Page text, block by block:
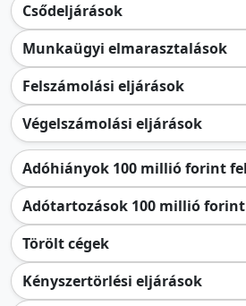
Csődeljárások
Munkaügyi elmarasztalások
Felszámolási eljárások
Végelszámolási eljárások
Adóhiányok 100 millió forint
Adótartozások 100 millió
Törölt cégek
Kényszertörlési eljárások